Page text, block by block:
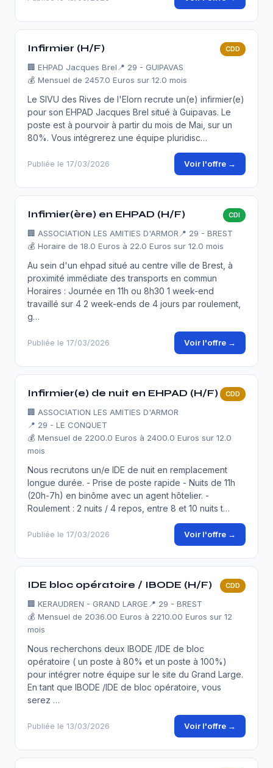
Infirmier (H/F) CDD
🏢 EHPAD Jacques Brel 📍 29 - GUIPAVAS
💰 Mensuel de 2457.0 Euros sur 12.0 mois
Le SIVU des Rives de l'Elorn recrute un(e) infirmier(e)
pour son EHPAD Jacques Brel situé à Guipavas. Le
poste est à pourvoir à partir du mois de Mai, sur un
80%. Vous intégrerez une équipe pluridisc…
Publiée le 17/03/2026 Voir l'offre →
Infimier(ère) en EHPAD (H/F) CDI
🏢 ASSOCIATION LES AMITIES D'ARMOR 📍 29 - BREST
💰 Horaire de 18.0 Euros à 22.0 Euros sur 12.0 mois
Au sein d'un ehpad situé au centre ville de Brest, à
proximité immédiate des transports en commun
Horaires : Journée en 11h ou 8h30 1 week-end
travaillé sur 4 2 week-ends de 4 jours par roulement,
g…
Publiée le 17/03/2026 Voir l'offre →
Infirmier(e) de nuit en EHPAD (H/F) CDD
🏢 ASSOCIATION LES AMITIES D'ARMOR
📍 29 - LE CONQUET
💰 Mensuel de 2200.0 Euros à 2400.0 Euros sur 12.0
mois
Nous recrutons un/e IDE de nuit en remplacement
longue durée. - Prise de poste rapide - Nuits de 11h
(20h-7h) en binôme avec un agent hôtelier. -
Roulement : 2 nuits / 4 repos, entre 8 et 10 nuits t…
Publiée le 17/03/2026 Voir l'offre →
IDE bloc opératoire / IBODE (H/F) CDD
🏢 KERAUDREN - GRAND LARGE 📍 29 - BREST
💰 Mensuel de 2036.00 Euros à 2210.00 Euros sur 12
mois
Nous recherchons deux IBODE /IDE de bloc
opératoire ( un poste à 80% et un poste à 100%)
pour intégrer notre équipe sur le site du Grand Large.
En tant que IBODE /IDE de bloc opératoire, vous
serez …
Publiée le 13/03/2026 Voir l'offre →